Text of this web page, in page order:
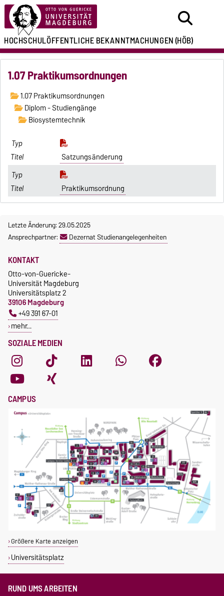
HOCHSCHULÖFFENTLICHEBEKANNTMACHUNGEN(HÖB)
1.07 Praktikumsordnungen
1.07 Praktikumsordnungen
Diplom - Studiengänge
Biosystemtechnik
Satzungsänderung
Praktikumsordnung
Letzte Änderung: 29.05.2025
Ansprechpartner:
Dezernat Studienangelegenheiten
SOZIALE MEDIEN
KONTAKT
Otto-von-Guericke-
Universität Magdeburg
Universitätsplatz 2
39106 Magdeburg
+49 391 67-01
mehr…
CAMPUS
Größere Karte anzeigen
Universitätsplatz
RUND UMS ARBEITEN